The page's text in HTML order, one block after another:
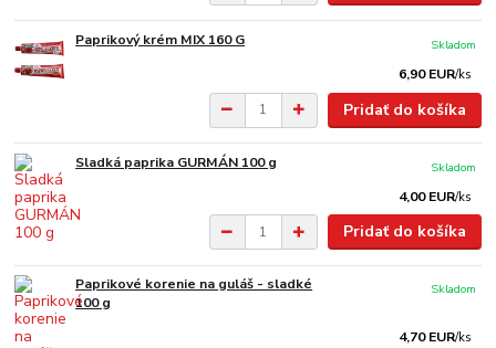
Paprikový krém MIX 160 G
6,90 EUR/ks
Skladom
Pridať do košíka
Sladká paprika GURMÁN 100 g
4,00 EUR/ks
Skladom
Pridať do košíka
Paprikové korenie na guláš - sladké
100 g
4,70 EUR/ks
Skladom